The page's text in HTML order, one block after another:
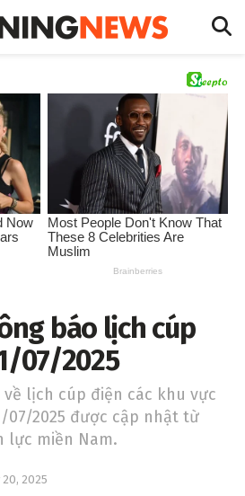
báo lịch cúp
07/2025
lịch cúp điện các khu vực
07/2025 được cập nhật từ
lực miền Nam.
20, 2025